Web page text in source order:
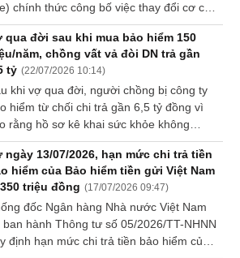
chính thức công bố việc thay đổi cơ cấu
đông sau khi được Bộ Tài chính chấp
theo quy định của pháp luật về kinh
bảo hiểm. Theo đó, One Mount
trở thành cổ đông chiến lược mới với
sở hữu 10% vốn điều lệ tại Techcom
- phần vốn này trước đây do Vingroup
giữ, trong khi Techcombank tiếp tục duy
lệ sở hữu 80%. Sự thay đổi này nằm
kế hoạch và định hướng chiến lược
các bên; đồng thời, các giao dịch tuân
theo các quy định hiện hành.
qua đời sau khi mua bảo hiểm 150
năm, chồng vất vả đòi DN trả gần
tỷ (22/07/2026 10:14)
khi vợ qua đời, người chồng bị công ty
hiểm từ chối chi trả gần 6,5 tỷ đồng vì
rằng hồ sơ kê khai sức khỏe không
thực. Tuy nhiên, cả hai cấp tòa đều
ra phán quyết bất ngờ.
ngày 13/07/2026, hạn mức chi trả tiền
hiểm của Bảo hiểm tiền gửi Việt Nam
triệu đồng (17/07/2026 09:47)
đốc Ngân hàng Nhà nước Việt Nam
ban hành Thông tư số 05/2026/TT-NHNN
định hạn mức chi trả tiền bảo hiểm của